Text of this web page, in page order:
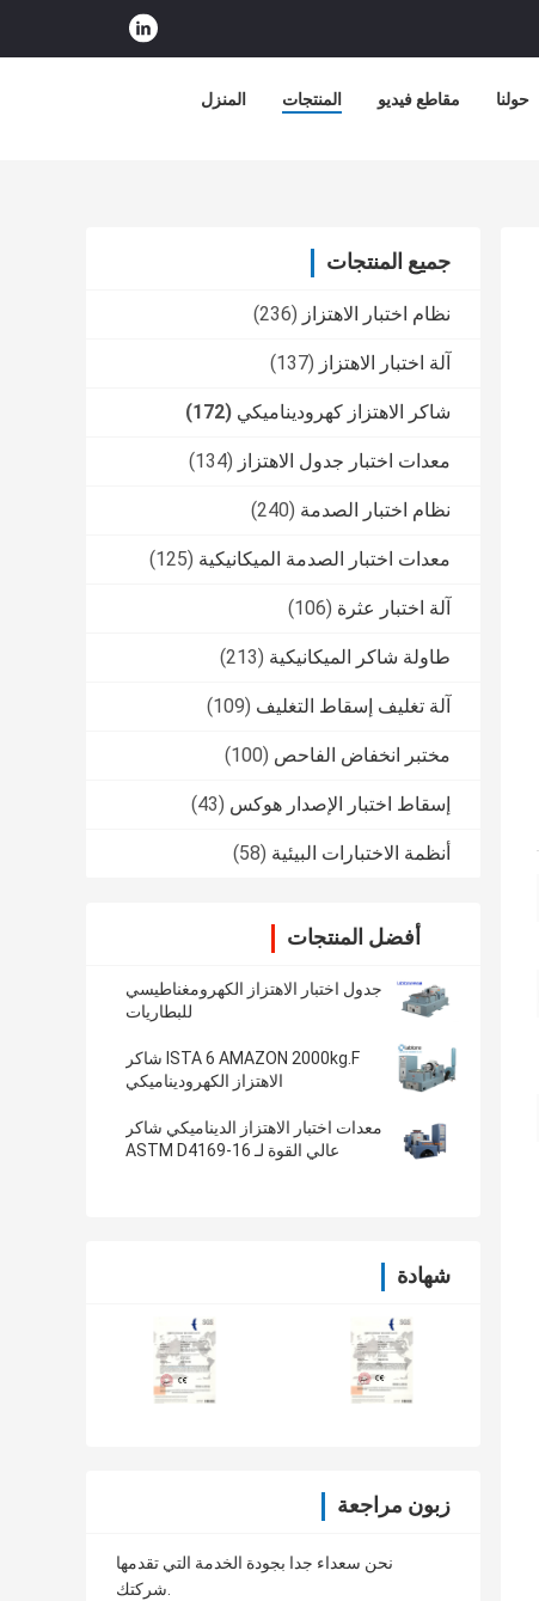
المنزل المنتجات مقاطع فيديو حولنا
جميع المنتجات
نظام اختبار الاهتزاز (236)
آلة اختبار الاهتزاز (137)
شاكر الاهتزاز كهروديناميكي (172)
معدات اختبار جدول الاهتزاز (134)
نظام اختبار الصدمة (240)
معدات اختبار الصدمة الميكانيكية (125)
آلة اختبار عثرة (106)
طاولة شاكر الميكانيكية (213)
آلة تغليف إسقاط التغليف (109)
مختبر انخفاض الفاحص (100)
إسقاط اختبار الإصدار هوكس (43)
أنظمة الاختبارات البيئية (58)
أفضل المنتجات
جدول اختبار الاهتزاز الكهرومغناطيسي
للبطاريات
ISTA 6 AMAZON 2000kg.F شاكر
الاهتزاز الكهروديناميكي
معدات اختبار الاهتزاز الديناميكي شاكر
عالي القوة لـ ASTM D4169-16
شهادة
زبون مراجعة
نحن سعداء جدا بجودة الخدمة التي تقدمها
شركتك.